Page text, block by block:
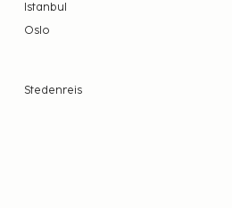
Istanbul
Oslo
Stedenreis